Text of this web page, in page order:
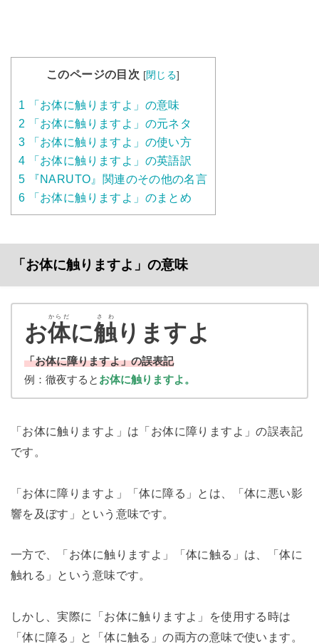
このページの目次 [閉じる]
1 「お体に触りますよ」の意味
2 「お体に触りますよ」の元ネタ
3 「お体に触りますよ」の使い方
4 「お体に触りますよ」の英語訳
5 『NARUTO』関連のその他の名言
6 「お体に触りますよ」のまとめ
「お体に触りますよ」の意味
お体
からだ
に触
さわ
りますよ
「お体に障りますよ」の誤表記
例：徹夜すると お体に触りますよ。
「お体に触りますよ」は「お体に障りますよ」の誤表記
です。
「お体に障りますよ」「体に障る」とは、「体に悪い影
響を及ぼす」という意味です。
一方で、「お体に触りますよ」「体に触る」は、「体に
触れる」という意味です。
しかし、実際に「お体に触りますよ」を使用する時は
「体に障る」と「体に触る」の両方の意味で使います。